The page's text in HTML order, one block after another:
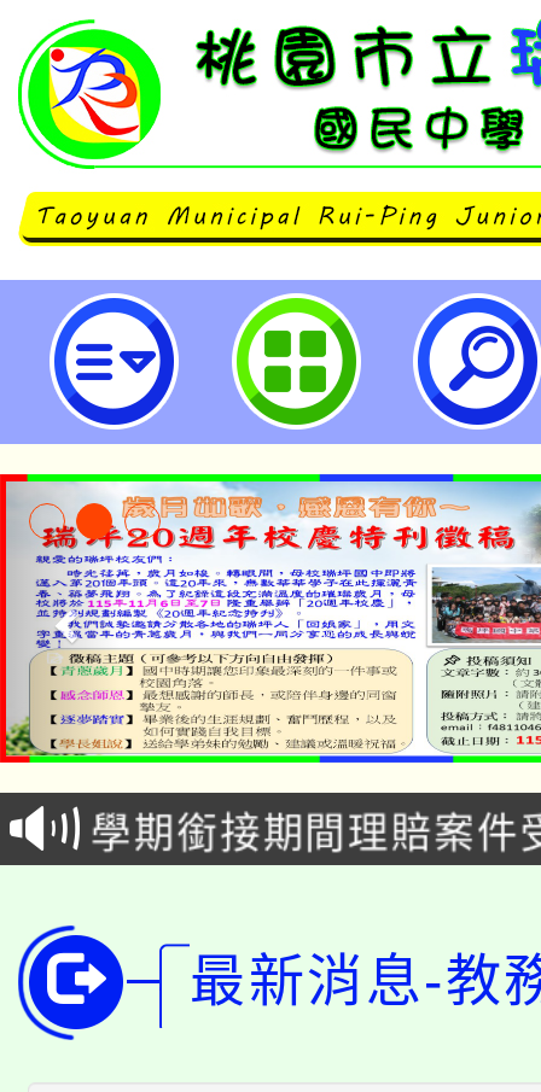
2024年3月開設之｢雙語教師中高
班」及「中高級(B2)英檢聽讀/說
市立瑞坪國民中學
淨零綠生活教案入校路
會
115年食農教育專業人
程
學期銜接期間理賠案件
版
淨零綠領人才培育課程
公告本校115學年度第
代理(課)教師甄選結果(
「2026金融保險知識
最新消息-教